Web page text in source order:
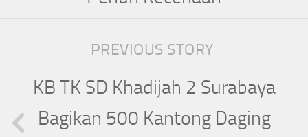
PREVIOUS STORY
KB TK SD Khadijah 2 Surabaya
Bagikan 500 Kantong Daging